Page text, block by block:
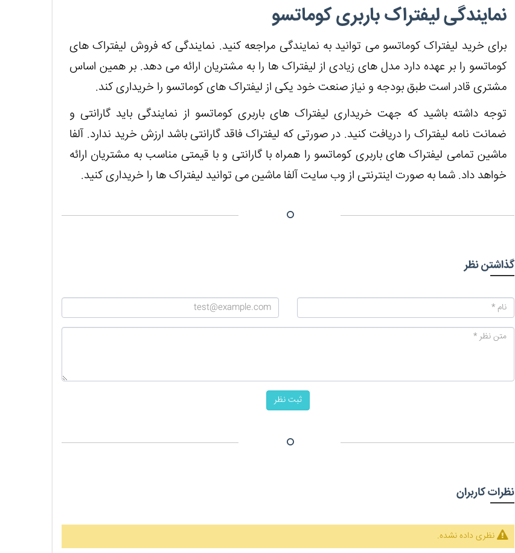
نمایندگی لیفتراک باربری کوماتسو
برای خرید لیفتراک کوماتسو می توانید به نمایندگی مراجعه کنید. نمایندگی که فروش لیفتراک های
کوماتسو را بر عهده دارد مدل های زیادی از لیفتراک ها را به مشتریان ارائه می دهد. بر همین اساس
مشتری قادر است طبق بودجه و نیاز صنعت خود یکی از لیفتراک های کوماتسو را خریداری کند.
توجه داشته باشید که جهت خریداری لیفتراک های باربری کوماتسو از نمایندگی باید گارانتی و
ضمانت نامه لیفتراک را دریافت کنید. در صورتی که لیفتراک فاقد گارانتی باشد ارزش خرید ندارد. آلفا
ماشین تمامی لیفتراک های باربری کوماتسو را همراه با گارانتی و با قیمتی مناسب به مشتریان ارائه
خواهد داد. شما به صورت اینترنتی از وب سایت آلفا ماشین می توانید لیفتراک ها را خریداری کنید.
گذاشتن نظر
ثبت نظر
نظرات کاربران
نظری داده نشده.